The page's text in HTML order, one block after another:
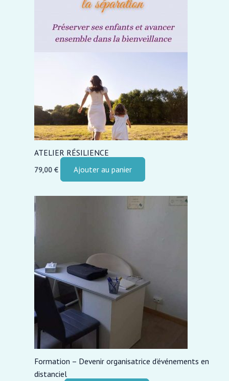
ATELIER RÉSILIENCE
79,00 € Ajouter au panier
Formation – Devenir organisatrice d’événements en
distanciel